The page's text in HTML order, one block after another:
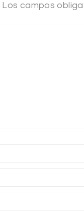
Los campos